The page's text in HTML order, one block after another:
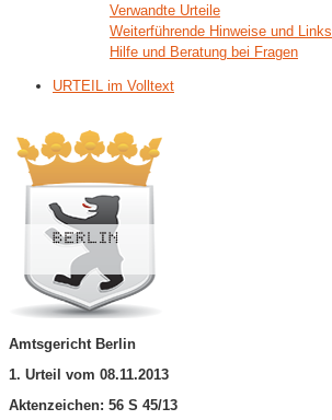
Verwandte Urteile
Weiterführende Hinweise und Links
Hilfe und Beratung bei Fragen
URTEIL im Volltext
Amtsgericht Berlin
1. Urteil vom 08.11.2013
Aktenzeichen: 56 S 45/13